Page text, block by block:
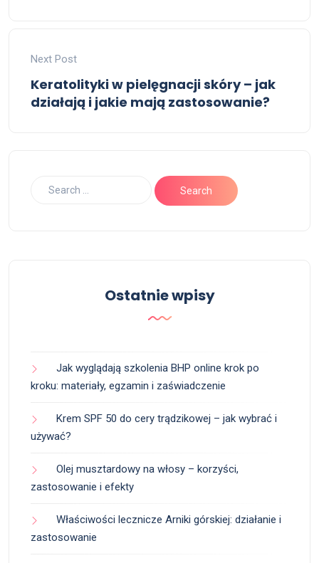
Next Post
Keratolityki w pielęgnacji skóry – jak
działają i jakie mają zastosowanie?
Ostatnie wpisy
Jak wyglądają szkolenia BHP online krok po
kroku: materiały, egzamin i zaświadczenie
Krem SPF 50 do cery trądzikowej – jak wybrać i
używać?
Olej musztardowy na włosy – korzyści,
zastosowanie i efekty
Właściwości lecznicze Arniki górskiej: działanie i
zastosowanie